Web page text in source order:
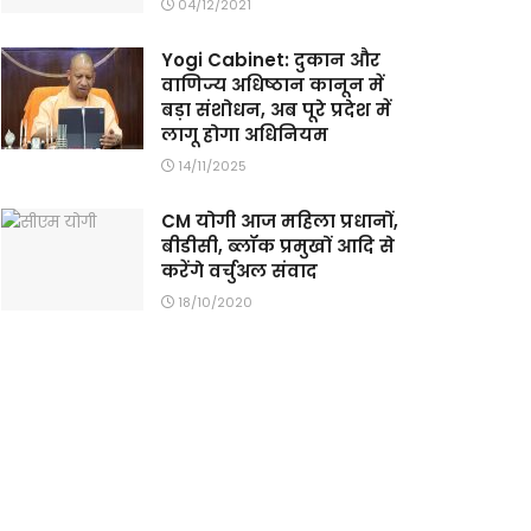
04/12/2021
Yogi Cabinet: दुकान और
वाणिज्य अधिष्ठान कानून में
बड़ा संशोधन, अब पूरे प्रदेश में
लागू होगा अधिनियम
14/11/2025
CM योगी आज महिला प्रधानों,
बीडीसी, ब्लॉक प्रमुखों आदि से
करेंगे वर्चुअल संवाद
18/10/2020